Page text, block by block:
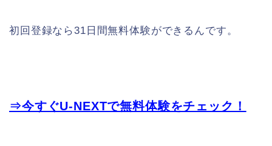
初回登録なら31日間無料体験ができるんです。
⇒今すぐU-NEXTで無料体験をチェック！